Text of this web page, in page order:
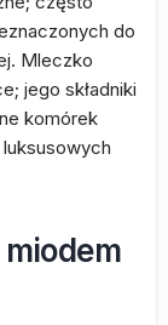
do
Mleczko
jego składniki
komórek